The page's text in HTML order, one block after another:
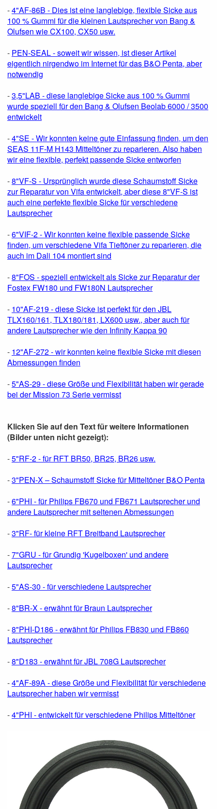
-4"AF-86B - Dies ist eine langlebige, flexible Sicke aus
100 % Gummi für die kleinen Lautsprecher von Bang &
Olufsen wie CX100, CX50 usw.
- PEN-SEAL - soweit wir wissen, ist dieser Artikel
eigentlich nirgendwo im Internet für das B&O Penta, aber
notwendig
-3,5"LAB - diese langlebige Sicke aus 100 % Gummi
wurde speziell für den Bang & Olufsen Beolab 6000 / 3500
entwickelt
-4"SE - Wir konnten keine gute Einfassung finden, um den
SEAS 11F-M H143 Mitteltöner zu reparieren. Also haben
wir eine flexible, perfekt passende Sicke entworfen
-8"VF-S - Ursprünglich wurde diese Schaumstoff Sicke
zur Reparatur von Vifa entwickelt, aber diese 8"VF-S ist
auch eine perfekte flexible Sicke für verschiedene
Lautsprecher
-6"VIF-2 - Wir konnten keine flexible passende Sicke
finden, um verschiedene Vifa Tieftöner zu reparieren, die
auch im Dali 104 montiert sind
-8"FOS - speziell entwickelt als Sicke zur Reparatur der
Fostex FW180 und FW180N Lautsprecher
- 10"AF-219 - diese Sicke ist perfekt für den JBL
TLX160/161, TLX180/181, LX600 usw., aber auch für
andere Lautsprecher wie den Infinity Kappa 90
- 12"AF-272 - wir konnten keine flexible Sicke mit diesen
Abmessungen finden
-5"AS-29 - diese Größe und Flexibilität haben wir gerade
bei der Mission 73 Serie vermisst
Klicken Sie auf den Text für weitere Informationen
(Bilder unten nicht gezeigt):
-5"RF-2 - für RFT BR50, BR25, BR26 usw.
-3"PEN-X – Schaumstoff Sicke für Mitteltöner B&O Penta
-6"PHI - für Philips FB670 und FB671 Lautsprecher und
andere Lautsprecher mit seltenen Abmessungen
-3"RF- für kleine RFT Breitband Lautsprecher
-7"GRU - für Grundig 'Kugelboxen' und andere
Lautsprecher
-5"AS-30 - für verschiedene Lautsprecher
-8"BR-X - erwähnt für Braun Lautsprecher
-8"PHI-D186 - erwähnt für Philips FB830 und FB860
Lautsprecher
-8"D183 - erwähnt für JBL 708G Lautsprecher
-4"AF-89A - diese Größe und Flexibilität für verschiedene
Lautsprecher haben wir vermisst
-4"PHI - entwickelt für verschiedene Philips Mitteltöner